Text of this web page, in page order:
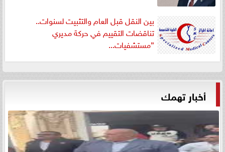
بين النقل قبل العام والتثبيت لسنوات..
تناقضات التقييم في حركة مديري
”مستشفيات...
أخبار تهمك